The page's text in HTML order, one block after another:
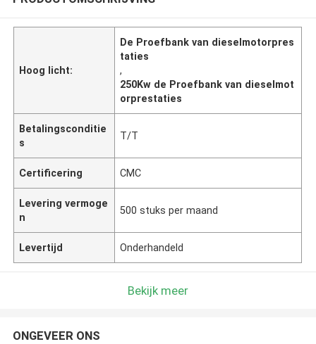
Hoog licht:
De Proefbank van dieselmotorpres
taties
,
250Kw de Proefbank van dieselmot
orprestaties
Betalingsconditie
s
T/T
Certificering CMC
Levering vermoge
n
500 stuks per maand
Levertijd Onderhandeld
Bekijk meer
ONGEVEER ONS